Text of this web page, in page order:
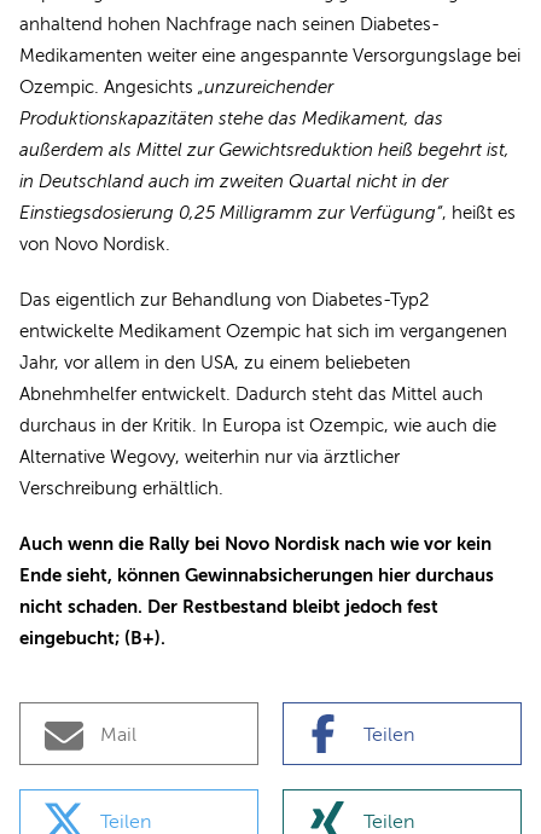
anhaltend hohen Nachfrage nach seinen Diabetes-
Medikamenten weiter eine angespannte Versorgungslage bei
Ozempic. Angesichts „unzureichender
Produktionskapazitäten stehe das Medikament, das
außerdem als Mittel zur Gewichtsreduktion heiß begehrt ist,
in Deutschland auch im zweiten Quartal nicht in der
Einstiegsdosierung 0,25 Milligramm zur Verfügung“, heißt es
von Novo Nordisk.
Das eigentlich zur Behandlung von Diabetes-Typ2
entwickelte Medikament Ozempic hat sich im vergangenen
Jahr, vor allem in den USA, zu einem beliebeten
Abnehmhelfer entwickelt. Dadurch steht das Mittel auch
durchaus in der Kritik. In Europa ist Ozempic, wie auch die
Alternative Wegovy, weiterhin nur via ärztlicher
Verschreibung erhältlich.
Auch wenn die Rally bei Novo Nordisk nach wie vor kein
Ende sieht, können Gewinnabsicherungen hier durchaus
nicht schaden. Der Restbestand bleibt jedoch fest
eingebucht; (B+).
Mail Teilen
Teilen Teilen